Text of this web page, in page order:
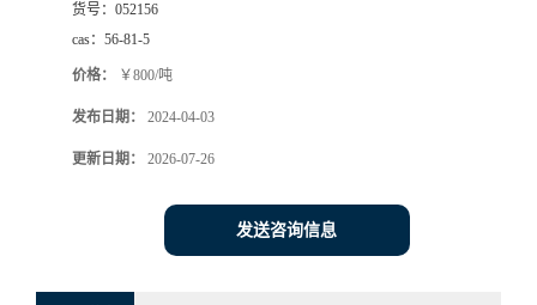
货号： 052156
cas： 56-81-5
价格： ￥800/吨
发布日期： 2024-04-03
更新日期： 2026-07-26
发送咨询信息